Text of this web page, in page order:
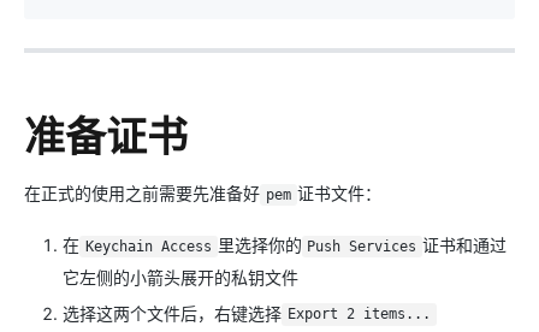
准备证书
在正式的使用之前需要先准备好 pem 证书文件：
在 Keychain Access 里选择你的 Push Services 证书和通过
它左侧的小箭头展开的私钥文件
选择这两个文件后，右键选择 Export 2 items...